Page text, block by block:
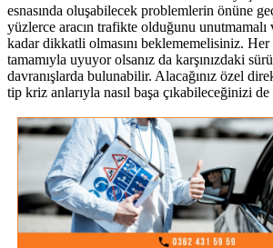
esnasında oluşabilecek problemlerin önüne
yüzlerce aracın trafikte olduğunu
kadar dikkatli olmasını beklememelisiniz.
tamamıyla uyuyor olsanız da karşınızdaki
davranışlarda bulunabilir. Alacağınız özel
tip kriz anlarıyla nasıl başa çıkabileceğinizi